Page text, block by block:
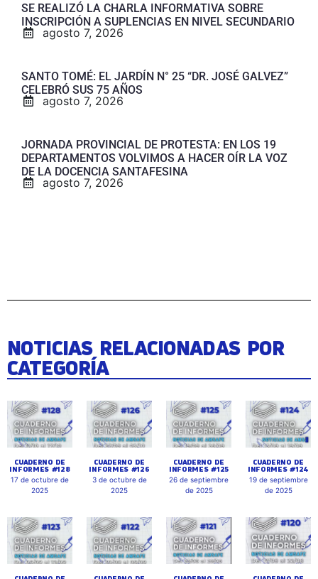
SE REALIZÓ LA CHARLA INFORMATIVA SOBRE
INSCRIPCIÓN A SUPLENCIAS EN NIVEL SECUNDARIO
agosto 7, 2026
SANTO TOMÉ: EL JARDÍN N° 25 “DR. JOSÉ GALVEZ”
CELEBRÓ SUS 75 AÑOS
agosto 7, 2026
JORNADA PROVINCIAL DE PROTESTA: EN LOS 19
DEPARTAMENTOS VOLVIMOS A HACER OÍR LA VOZ
DE LA DOCENCIA SANTAFESINA
agosto 7, 2026
NOTICIAS RELACIONADAS POR
CATEGORÍA
CUADERNO DE
INFORMES #128
17 de octubre de
2025
CUADERNO DE
INFORMES #126
3 de octubre de
2025
CUADERNO DE
INFORMES #125
26 de septiembre
de 2025
CUADERNO DE
INFORMES #124
19 de septiembre
de 2025